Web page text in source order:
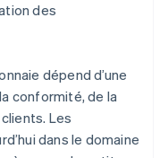
des
dépend d’une
conformité, de la
Les
dans le domaine